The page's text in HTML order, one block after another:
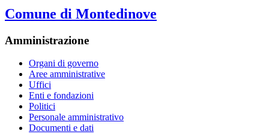
Comune di Montedinove
Amministrazione
Organi di governo
Aree amministrative
Uffici
Enti e fondazioni
Politici
Personale amministrativo
Documenti e dati